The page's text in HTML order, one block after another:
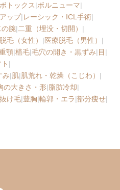
ボトックス|ボルニューマ|
ップ|レーシック・ICL手術|
の腕|二重（埋没・切開） |
毛（女性） |医療脱毛（男性） |
顎|植毛|毛穴の開き・黒ずみ|目 |
|
み|肌|肌荒れ・乾燥（こじわ） |
の大きさ・形|脂肪冷却|
け毛|豊胸|輪郭・エラ|部分痩せ|